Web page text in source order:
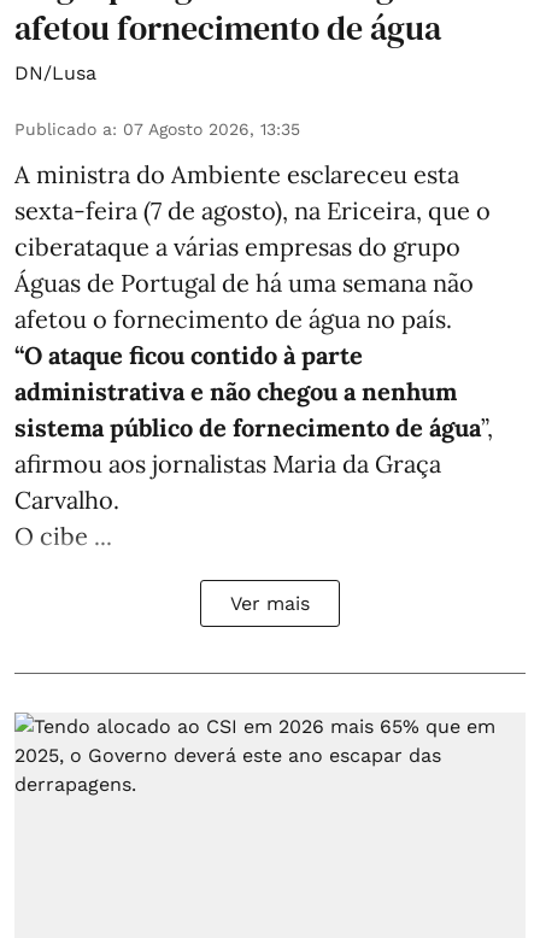
afetou fornecimento de água
DN/Lusa
Publicado a: 07 Agosto 2026, 13:35
A ministra do Ambiente esclareceu esta
sexta-feira (7 de agosto), na Ericeira, que o
ciberataque a várias empresas do grupo
Águas de Portugal de há uma semana não
afetou o fornecimento de água no país.
“O ataque ficou contido à parte
administrativa e não chegou a nenhum
sistema público de fornecimento de água”,
afirmou aos jornalistas Maria da Graça
Carvalho.
O cibe ...
Ver mais